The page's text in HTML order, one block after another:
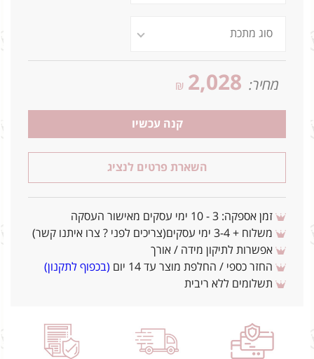
מחיר: 2,028
₪
קנה עכשיו
השארת פרטים לנציג
זמן אספקה: 3 - 10 ימי עסקים מאישור העסקה
משלוח + 3-4 ימי עסקים(צריכים לפני ? צרו איתנו קשר)
אפשרות לתיקון מידה / אורך
החזר כספי / החלפת מוצר עד 14 יום
(בכפוף לתקנון)
תשלומים ללא ריבית